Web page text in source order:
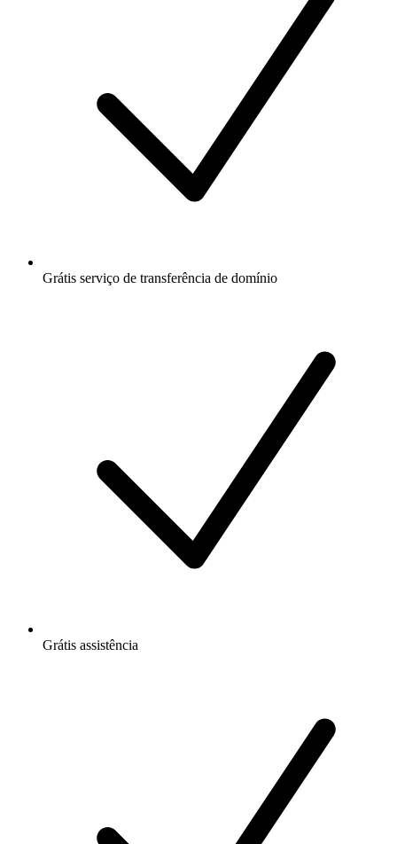
Grátis serviço de transferência de domínio
Grátis assistência